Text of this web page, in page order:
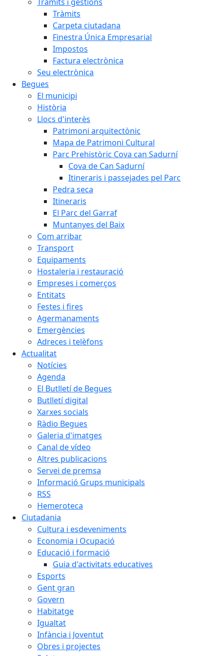
Tràmits
Carpeta ciutadana
Finestra Única Empresarial
Impostos
Factura electrònica
Seu electrònica
Begues
El municipi
Història
Llocs d'interès
Patrimoni arquitectònic
Mapa de Patrimoni Cultural
Parc Prehistòric Cova can Sadurní
Cova de Can Sadurní
Itineraris i passejades pel Parc
Pedra seca
Itineraris
El Parc del Garraf
Muntanyes del Baix
Com arribar
Transport
Equipaments
Hostaleria i restauració
Empreses i comerços
Entitats
Festes i fires
Agermanaments
Emergències
Adreces i telèfons
Actualitat
Notícies
Agenda
El Butlletí de Begues
Butlletí digital
Xarxes socials
Ràdio Begues
Galeria d'imatges
Canal de vídeo
Altres publicacions
Servei de premsa
Informació Grups municipals
RSS
Hemeroteca
Ciutadania
Cultura i esdeveniments
Economia i Ocupació
Educació i formació
Guia d'activitats educatives
Esports
Gent gran
Govern
Habitatge
Igualtat
Infància i Joventut
Obres i projectes